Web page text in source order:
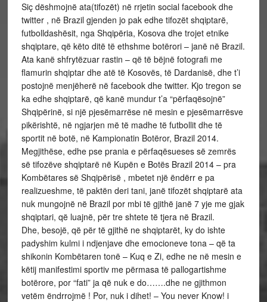
Siç dëshmojnë ata(tifozët) në rrjetin social facebook dhe
twitter , në Brazil gjenden jo pak edhe tifozët shqiptarë,
futbolldashësit, nga Shqipëria, Kosova dhe trojet etnike
shqiptare, që këto ditë të ethshme botërori – janë në Brazil.
Ata kanë shfrytëzuar rastin – që të bëjnë fotografi me
flamurin shqiptar dhe atë të Kosovës, të Dardanisë, dhe t’i
postojnë menjëherë në facebook dhe twitter. Kjo tregon se
ka edhe shqiptarë, që kanë mundur t’a “përfaqësojnë”
Shqipërinë, si një pjesëmarrëse në mesin e pjesëmarrësve
pikërishtë, në ngjarjen më të madhe të futbollit dhe të
sportit në botë, në Kampionatin Botëror, Brazil 2014.
Megjithëse, edhe pse prania e përfaqësueses së zemrës
së tifozëve shqiptarë në Kupën e Botës Brazil 2014 – pra
Kombëtares së Shqipërisë , mbetet një ëndërr e pa
realizueshme, të paktën deri tani, janë tifozët shqiptarë ata
nuk mungojnë në Brazil por mbi të gjithë janë 7 yje me gjak
shqiptari, që luajnë, për tre shtete të tjera në Brazil.
Dhe, besojë, që për të gjithë ne shqiptarët, ky do ishte
padyshim kulmi i ndjenjave dhe emocioneve tona – që ta
shikonin Kombëtaren tonë – Kuq e Zi, edhe ne në mesin e
këtij manifestimi sportiv me përmasa të pallogartishme
botërore, por “fati” ja që nuk e do…….dhe ne gjithmon
vetëm ëndrrojmë ! Por, nuk i dihet! – You never Know! i